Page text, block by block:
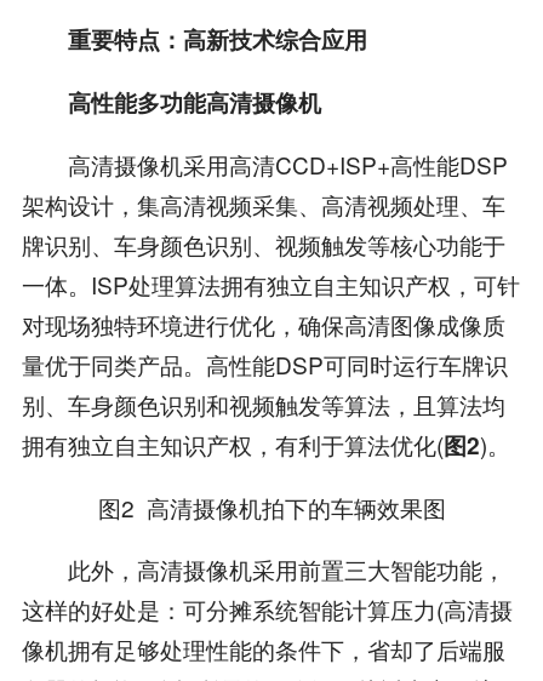
重要特点：高新技术综合应用
高性能多功能高清摄像机
高清摄像机采用高清CCD+ISP+高性能DSP
架构设计，集高清视频采集、高清视频处理、车
牌识别、车身颜色识别、视频触发等核心功能于
一体。ISP处理算法拥有独立自主知识产权，可针
对现场独特环境进行优化，确保高清图像成像质
量优于同类产品。高性能DSP可同时运行车牌识
别、车身颜色识别和视频触发等算法，且算法均
拥有独立自主知识产权，有利于算法优化(图2)。
图2 高清摄像机拍下的车辆效果图
此外，高清摄像机采用前置三大智能功能，
这样的好处是：可分摊系统智能计算压力(高清摄
像机拥有足够处理性能的条件下，省却了后端服